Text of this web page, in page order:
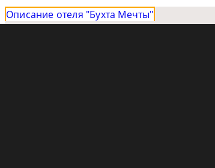
Описание отеля "Бухта Мечты"